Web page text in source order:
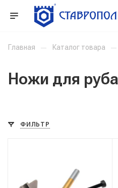
Главная — Каталог товара —
Ножи для
ФИЛЬТР